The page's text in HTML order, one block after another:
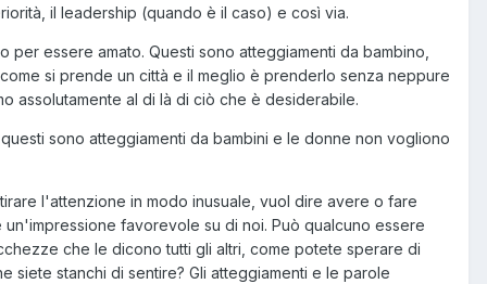
il leadership (quando è il caso) e così via.
essere amato. Questi sono atteggiamenti da bambino,
si prende un città e il meglio è prenderlo senza neppure
assolutamente al di là di ciò che è desiderabile.
sono atteggiamenti da bambini e le donne non vogliono
l'attenzione in modo inusuale, vuol dire avere o fare
favorevole su di noi. Può qualcuno essere
che le dicono tutti gli altri, come potete sperare di
siete stanchi di sentire? Gli atteggiamenti e le parole